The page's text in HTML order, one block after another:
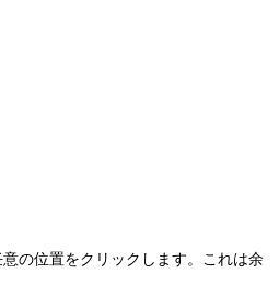
の位置をクリックします。これは余